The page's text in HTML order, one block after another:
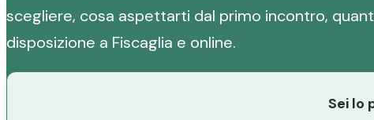
scegliere, cosa aspettarti dal primo incontro,
disposizione a Fiscaglia e online.
Sei lo